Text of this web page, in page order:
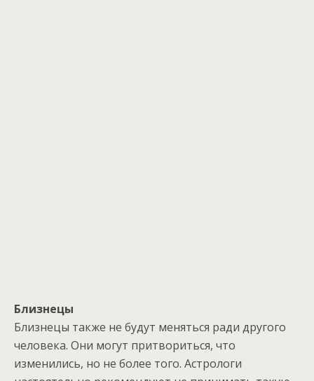
Близнецы
Близнецы также не будут меняться ради другого
человека. Они могут притвориться, что
изменились, но не более того. Астрологи